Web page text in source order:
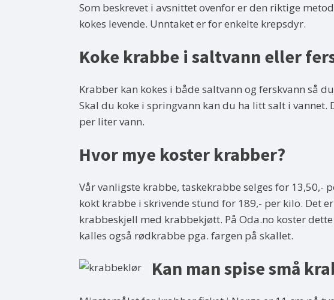
Som beskrevet i avsnittet ovenfor er den riktige
kokes levende. Unntaket er for enkelte krepsdyr.
Koke krabbe i saltvann eller
Krabber kan kokes i både saltvann og ferskvann så
Skal du koke i springvann kan du ha litt salt i
per liter vann.
Hvor mye koster krabber?
Vår vanligste krabbe, taskekrabbe selges for 13,50,-
kokt krabbe i skrivende stund for 189,- per kilo. Det
krabbeskjell med krabbekjøtt. På Oda.no koster
kalles også rødkrabbe pga. fargen på skallet.
Kan man spise små